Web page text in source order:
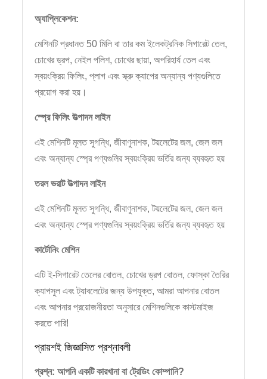
অ্যাপ্লিকেশন:
মেশিনটি প্রধানত 50 মিলি বা তার কম ইলেকট্রনিক সিগারেট তেল,
চোখের ড্রপ, নেইল পলিশ, চোখের ছায়া, অপরিহার্য তেল এবং
স্বয়ংক্রিয় ফিলিং, প্লাগ এবং স্ক্রু ক্যাপের অন্যান্য পণ্যগুলিতে
প্রয়োগ করা হয়।
স্প্রে ফিলিং উত্পাদন লাইন
এই মেশিনটি মূলত সুগন্ধি, জীবাণুনাশক, টয়লেটের জল, জেল জল
এবং অন্যান্য স্প্রে পণ্যগুলির স্বয়ংক্রিয় ভর্তির জন্য ব্যবহৃত হয়
তরল ভরাট উত্পাদন লাইন
এই মেশিনটি মূলত সুগন্ধি, জীবাণুনাশক, টয়লেটের জল, জেল জল
এবং অন্যান্য স্প্রে পণ্যগুলির স্বয়ংক্রিয় ভর্তির জন্য ব্যবহৃত হয়
কার্টোনিং মেশিন
এটি ই-সিগারেট তেলের বোতল, চোখের ড্রপ বোতল, ফোস্কা তৈরির
ক্যাপসুল এবং ট্যাবলেটের জন্য উপযুক্ত, আমরা আপনার বোতল
এবং আপনার প্রয়োজনীয়তা অনুসারে মেশিনগুলিকে কাস্টমাইজ
করতে পারি!
প্রায়শই জিজ্ঞাসিত প্রশ্নাবলী
প্রশ্ন: আপনি একটি কারখানা বা ট্রেডিং কোম্পানি?